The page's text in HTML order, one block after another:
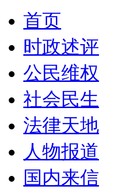
首页
时政述评
公民维权
社会民生
法律天地
人物报道
国内来信